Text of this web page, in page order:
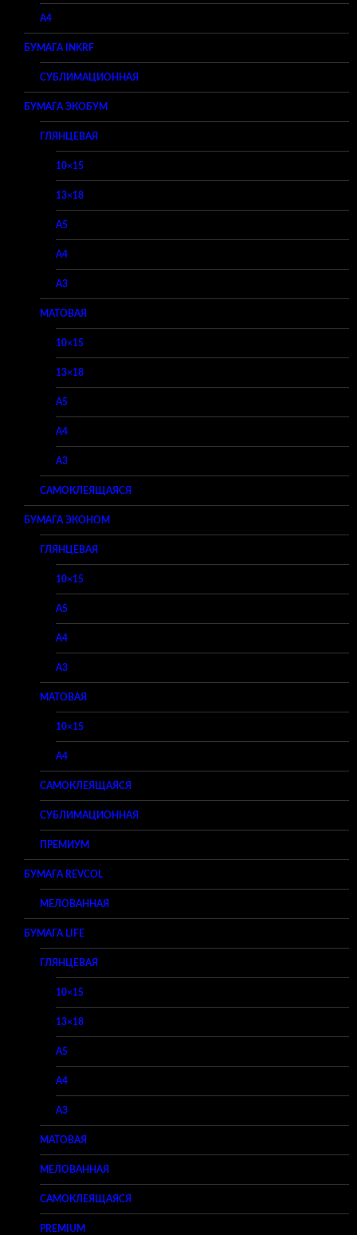
A4
БУМАГА INKRF
СУБЛИМАЦИОННАЯ
БУМАГА ЭКОБУМ
ГЛЯНЦЕВАЯ
10×15
13×18
A5
A4
A3
МАТОВАЯ
10×15
13×18
A5
A4
A3
САМОКЛЕЯЩАЯСЯ
БУМАГА ЭКОНОМ
ГЛЯНЦЕВАЯ
10×15
A5
A4
A3
МАТОВАЯ
10×15
A4
САМОКЛЕЯЩАЯСЯ
СУБЛИМАЦИОННАЯ
ПРЕМИУМ
БУМАГА REVCOL
МЕЛОВАННАЯ
БУМАГА LIFE
ГЛЯНЦЕВАЯ
10×15
13×18
A5
A4
A3
МАТОВАЯ
МЕЛОВАННАЯ
САМОКЛЕЯЩАЯСЯ
PREMIUM